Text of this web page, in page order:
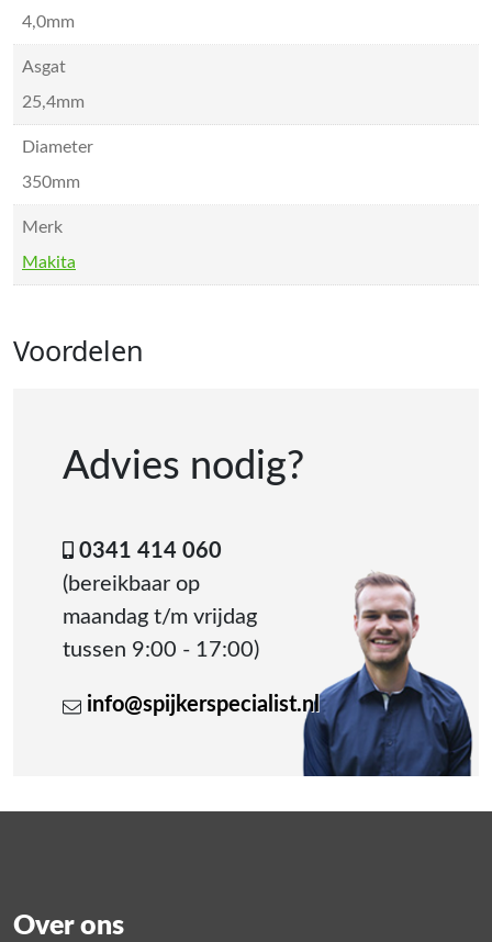
4,0mm
Asgat
25,4mm
Diameter
350mm
Merk
Makita
Voordelen
Advies nodig?
0341 414 060
(bereikbaar op
maandag t/m vrijdag
tussen 9:00 - 17:00)
info@spijkerspecialist.nl
Over ons